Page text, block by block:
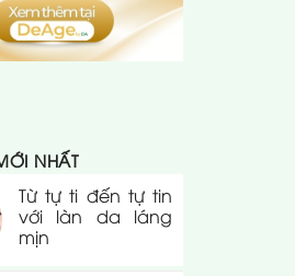
NHẤT
Từ tự ti đến tự tin
với làn da láng
mịn